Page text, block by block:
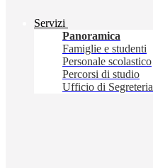
Servizi
Panoramica
Famiglie e studenti
Personale scolastico
Percorsi di studio
Ufficio di Segreteria